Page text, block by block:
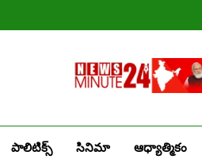
పాలిటిక్స్ సినిమా ఆధ్యాత్మికం